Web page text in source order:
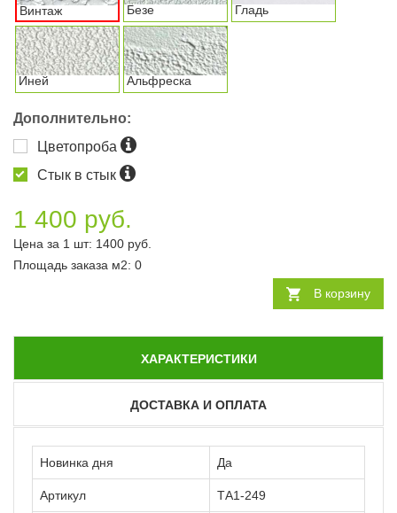
Винтаж Безе Гладь
Иней Альфреска
Дополнительно:
Цветопроба
Стык в стык
1 400 руб.
Цена за 1 шт: 1400 руб.
Площадь заказа м2: 0
В корзину
ХАРАКТЕРИСТИКИ
ДОСТАВКА И ОПЛАТА
Новинка дня Да
Артикул ТА1-249